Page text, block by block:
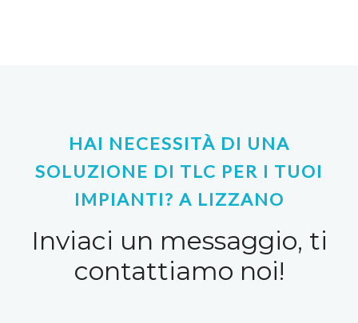
HAI NECESSITÀ DI UNA
SOLUZIONE DI TLC PER I TUOI
IMPIANTI? A LIZZANO
Inviaci un messaggio, ti
contattiamo noi!